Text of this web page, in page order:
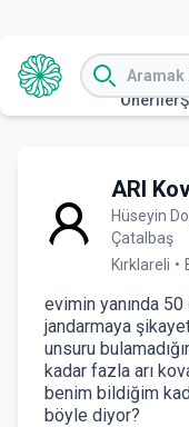
Öneriler
ARI
Hüseyin
Çatalbaş
Kırklareli •
evimin yanında
jandarmaya
unsuru
kadar fazla arı
benim bildiğim
böyle diyor?